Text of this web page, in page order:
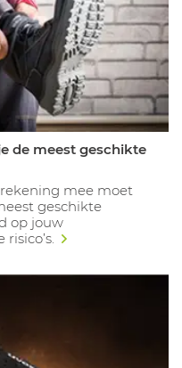
de meest geschikte
mee moet
geschikte
op jouw